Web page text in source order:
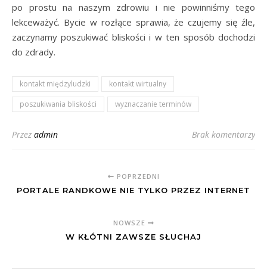
po prostu na naszym zdrowiu i nie powinniśmy tego
lekceważyć. Bycie w rozłące sprawia, że czujemy się źle,
zaczynamy poszukiwać bliskości i w ten sposób dochodzi
do zdrady.
kontakt międzyludzki
kontakt wirtualny
poszukiwania bliskości
wyznaczanie terminów
Przez admin Brak komentarzy
POPRZEDNI
PORTALE RANDKOWE NIE TYLKO PRZEZ INTERNET
NOWSZE
W KŁÓTNI ZAWSZE SŁUCHAJ